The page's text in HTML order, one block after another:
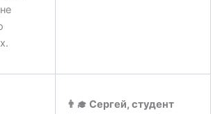
👨‍🎓 Сергей, студент